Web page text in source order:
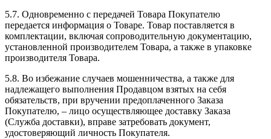
5.7. Одновременно с передачей Товара Покупателю
передается информация о Товаре. Товар поставляется в
комплектации, включая сопроводительную документацию,
установленной производителем Товара, а также в упаковке
производителя Товара.
5.8. Во избежание случаев мошенничества, а также для
надлежащего выполнения Продавцом взятых на себя
обязательств, при вручении предоплаченного Заказа
Покупателю, – лицо осуществляющее доставку Заказа
(Служба доставки), вправе затребовать документ,
удостоверяющий личность Покупателя.